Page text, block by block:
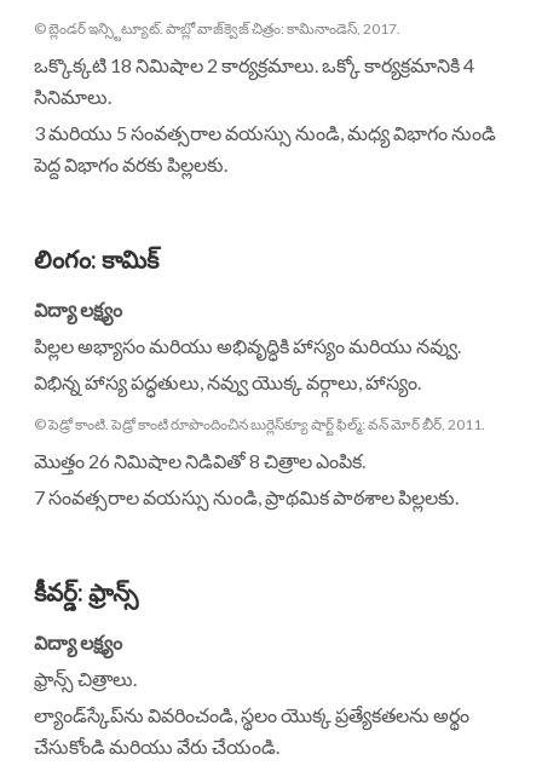
© బ్లెండర్ ఇన్స్టిట్యూట్. పాబ్లో వాజ్‌క్వెజ్ చిత్రం: కామినాండెస్, 2017.
ఒక్కొక్కటి 18 నిమిషాల 2 కార్యక్రమాలు. ఒక్కో కార్యక్రమానికి 4
సినిమాలు.
3 మరియు 5 సంవత్సరాల వయస్సు నుండి, మధ్య విభాగం నుండి
పెద్ద విభాగం వరకు పిల్లలకు.
లింగం: కామిక్
విద్యా లక్ష్యం
పిల్లల అభ్యాసం మరియు అభివృద్ధికి హాస్యం మరియు నవ్వు.
విభిన్న హాస్య పద్ధతులు, నవ్వు యొక్క వర్గాలు, హాస్యం.
© పెడ్రో కాంటి. పెడ్రో కాంటి రూపొందించిన బుర్లెస్‌క్యూ షార్ట్ ఫిల్మ్: వన్ మోర్ బీర్, 2011.
మొత్తం 26 నిమిషాల నిడివితో 8 చిత్రాల ఎంపిక.
7 సంవత్సరాల వయస్సు నుండి, ప్రాథమిక పాఠశాల పిల్లలకు.
కీవర్డ్: ఫ్రాన్స్
విద్యా లక్ష్యం
ఫ్రాన్స్ చిత్రాలు.
ల్యాండ్‌స్కేప్‌ను వివరించండి, స్థలం యొక్క ప్రత్యేకతలను అర్థం
చేసుకోండి మరియు వేరు చేయండి.